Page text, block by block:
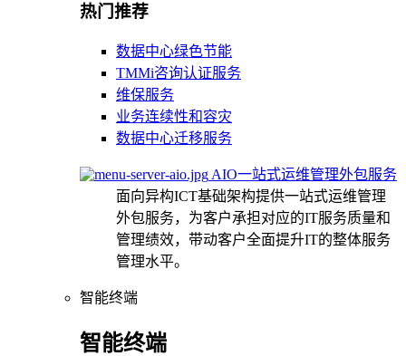
热门推荐
数据中心绿色节能
TMMi咨询认证服务
维保服务
业务连续性和容灾
数据中心迁移服务
AIO一站式运维管理外包服务
面向异构ICT基础架构提供一站式运维管理
外包服务，为客户承担对应的IT服务质量和
管理绩效，带动客户全面提升IT的整体服务
管理水平。
智能终端
智能终端